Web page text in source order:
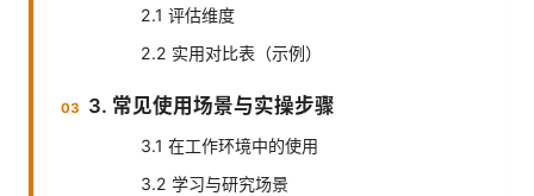
2.1 评估维度
2.2 实用对比表（示例）
3. 常见使用场景与实操步骤
3.1 在工作环境中的使用
3.2 学习与研究场景